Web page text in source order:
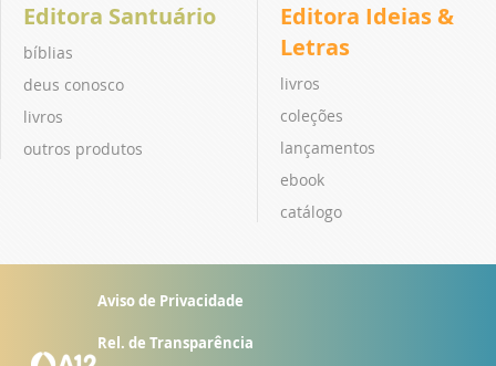
Editora Santuário
bíblias
deus conosco
livros
outros produtos
Editora Ideias &
Letras
livros
coleções
lançamentos
ebook
catálogo
Aviso de Privacidade
Rel. de Transparência